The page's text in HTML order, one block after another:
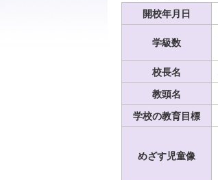
開校年月日
学級数
校長名
教頭名
学校の教育目標
めざす児童像